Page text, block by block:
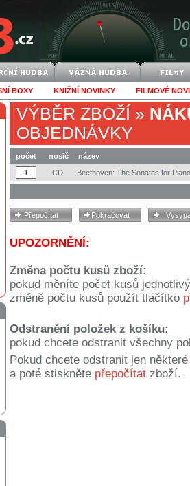
BOXY KNIŽNÍ NOVINKY FILMOVÉ
VÝBĚR ZBOŽÍ »
OBJEDNÁVKY
počet nosič
název
CD
Beethoven: The Sonatas for
UPOZORNĚNÍ:
Změna počtu kusů zboží:
pokud měníte počet kusů
změně počtu kusů použít tlačítko
Odstranění položek z košíku:
pokud chcete odstranit všechny
Pokud chcete odstranit jen
a poté stiskněte přepočítat zboží.